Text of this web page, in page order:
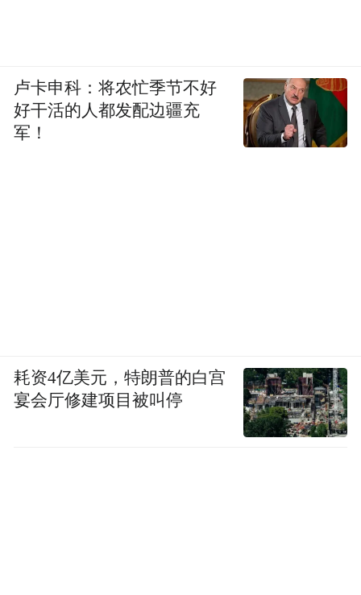
卢卡申科：将农忙季节不好
好干活的人都发配边疆充
军！
耗资4亿美元，特朗普的白宫
宴会厅修建项目被叫停